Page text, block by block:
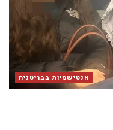
אנטישמיות בבריטניה